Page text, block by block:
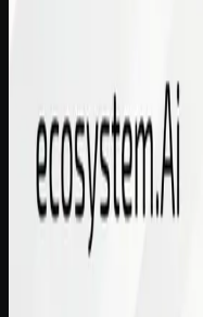
Cómo la IA está
cliente en los
videojuegos.
Donde la IA
desbloquear
Cómo los líderes de
las lecciones
operativos.